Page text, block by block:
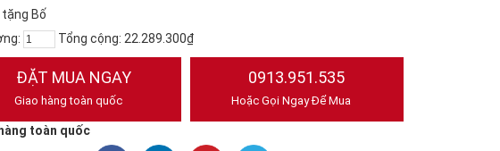
tặng Bố
Tổng cộng: 22.289.300₫
ĐẶT MUA NGAY
Giao hàng toàn quốc
0913.951.535
Hoặc Gọi Ngay Để Mua
toàn quốc